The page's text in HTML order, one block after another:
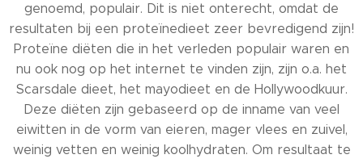
genoemd, populair. Dit is niet onterecht, omdat de
resultaten bij een proteïnedieet zeer bevredigend zijn!
Proteïne diëten die in het verleden populair waren en
nu ook nog op het internet te vinden zijn, zijn o.a. het
Scarsdale dieet, het mayodieet en de Hollywoodkuur.
Deze diëten zijn gebaseerd op de inname van veel
eiwitten in de vorm van eieren, mager vlees en zuivel,
weinig vetten en weinig koolhydraten. Om resultaat te